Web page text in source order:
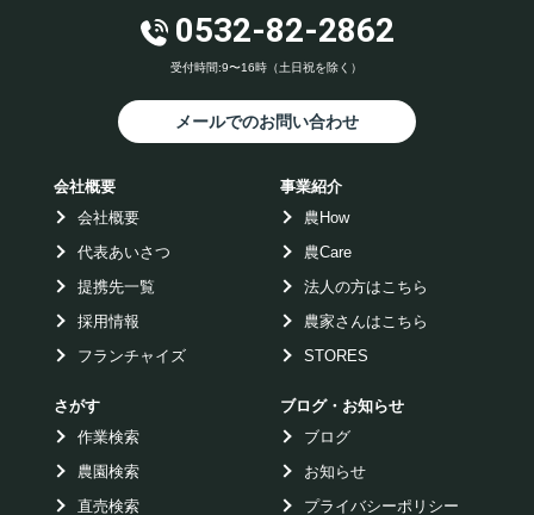
0532-82-2862
受付時間:9〜16時（土日祝を除く）
メールでのお問い合わせ
会社概要
会社概要
代表あいさつ
提携先一覧
採用情報
フランチャイズ
事業紹介
農How
農Care
法人の方はこちら
農家さんはこちら
STORES
さがす
作業検索
農園検索
直売検索
ブログ・お知らせ
ブログ
お知らせ
プライバシーポリシー